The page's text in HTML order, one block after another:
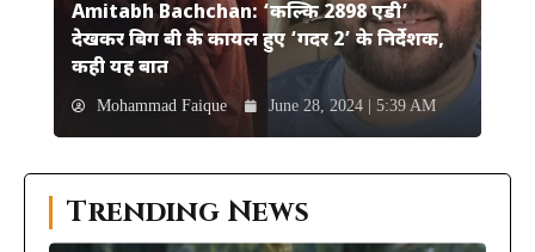
Amitabh Bachchan: ‘कल्कि 2898 एडी’
देखकर बिग बी के कायल हुए ‘गदर 2’ के निर्देशक,
कही यह बात
Mohammad Faique June 28, 2024 | 5:39 AM
Trending News